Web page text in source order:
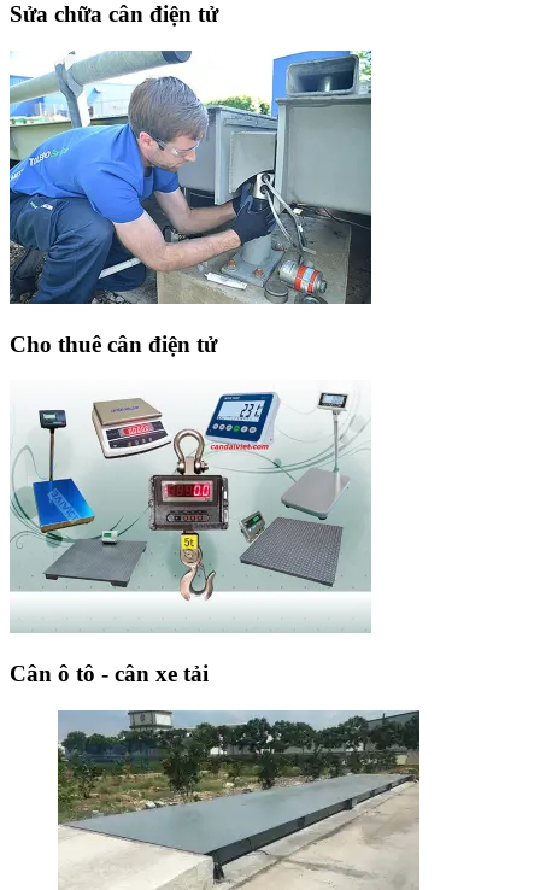
Sửa chữa cân điện tử
Cho thuê cân điện tử
Cân ô tô - cân xe tải